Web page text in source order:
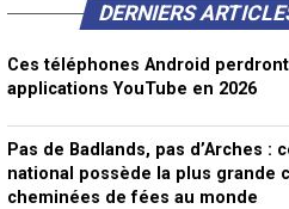
DERNIERS
Ces téléphones Android perdront
applications YouTube en 2026
Pas de Badlands, pas d’Arches :
national possède la plus grande
cheminées de fées au monde